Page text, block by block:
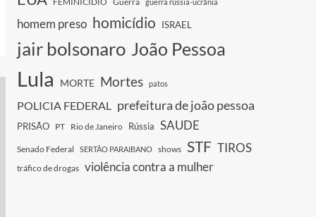
guerra rússia-ucrânia
homem preso homicídio ISRAEL
jair bolsonaro João Pessoa
Lula MORTE Mortes patos
POLICIA FEDERAL prefeitura de joão pessoa
PRISÃO PT Rio de Janeiro Rússia SAUDE
Senado Federal SERTÃO PARAIBANO shows STF TIROS
tráfico de drogas violência contra a mulher